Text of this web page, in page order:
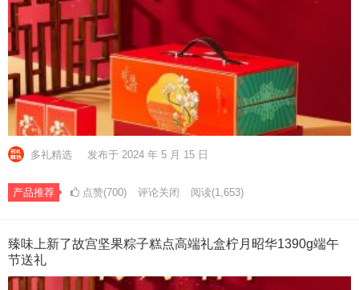
多礼精选 发布于 2024 年 5 月 15 日
产品推荐 点赞(700) 评论关闭 阅读(1,653)
臻味上新了故宫坚果粽子糕点高端礼盒柠月昭华1390g端午
节送礼